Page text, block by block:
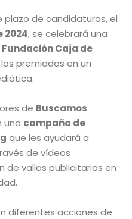
plazo de candidaturas, el
2024, se celebrará una
Fundación Caja de
premiados en un
de Buscamos
una campaña de
que les ayudará a
de vídeos
de vallas publicitarias en
diferentes acciones de